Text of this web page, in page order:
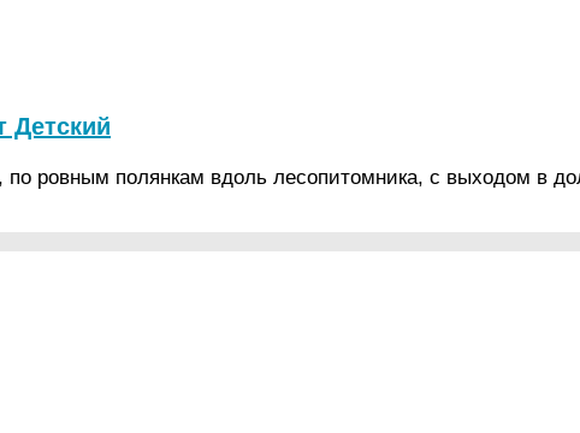
Детский
по ровным полянкам вдоль лесопитомника, с выходом в